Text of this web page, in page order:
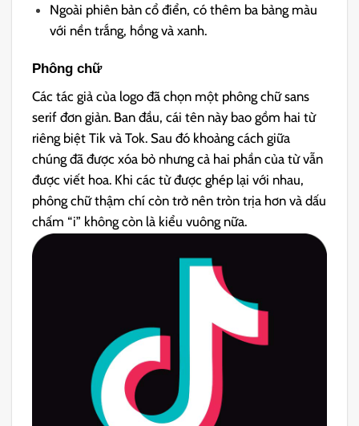
Ngoài phiên bản cổ điển, có thêm ba bảng màu
với nền trắng, hồng và xanh.
Phông chữ
Các tác giả của logo đã chọn một phông chữ sans
serif đơn giản. Ban đầu, cái tên này bao gồm hai từ
riêng biệt Tik và Tok. Sau đó khoảng cách giữa
chúng đã được xóa bỏ nhưng cả hai phần của từ vẫn
được viết hoa. Khi các từ được ghép lại với nhau,
phông chữ thậm chí còn trở nên tròn trịa hơn và dấu
chấm “i” không còn là kiểu vuông nữa.